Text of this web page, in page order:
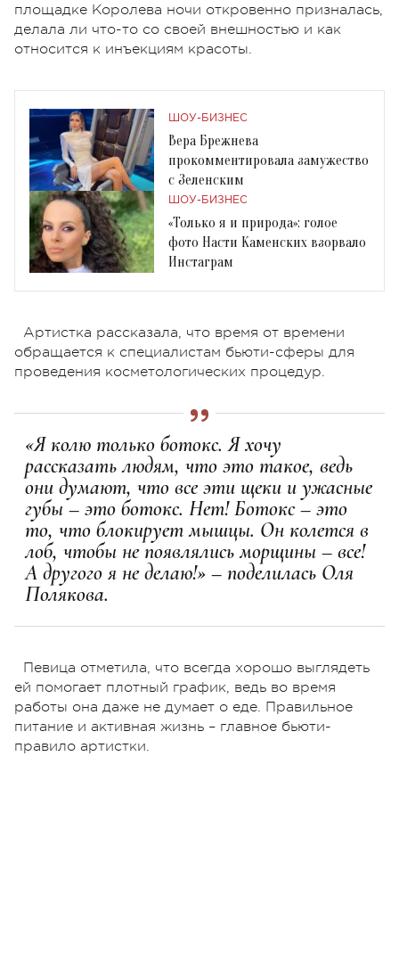
площадке Королева ночи откровенно призналась,
делала ли что-то со своей внешностью и как
относится к инъекциям красоты.
ШОУ-БИЗНЕС
Вера Брежнева
прокомментировала замужество
с Зеленским
ШОУ-БИЗНЕС
«Только я и природа»: голое
фото Насти Каменских взорвало
Инстаграм
Артистка рассказала, что время от времени
обращается к специалистам бьюти-сферы для
проведения косметологических процедур.
«Я колю только ботокс. Я хочу
рассказать людям, что это такое, ведь
они думают, что все эти щеки и ужасные
губы – это ботокс. Нет! Ботокс – это
то, что блокирует мышцы. Он колется в
лоб, чтобы не появлялись морщины – все!
А другого я не делаю!» – поделилась Оля
Полякова.
Певица отметила, что всегда хорошо выглядеть
ей помогает плотный график, ведь во время
работы она даже не думает о еде. Правильное
питание и активная жизнь – главное бьюти-
правило артистки.